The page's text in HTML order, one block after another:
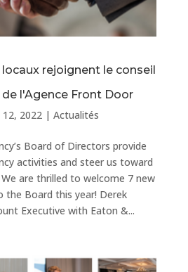
rejoignent le conseil
l'Agence Front Door
12, 2022| Actualités
Board of Directors provide
activities and steer us toward
are thrilled to welcome 7 new
the Board this year! Derek
Executive with Eaton &...